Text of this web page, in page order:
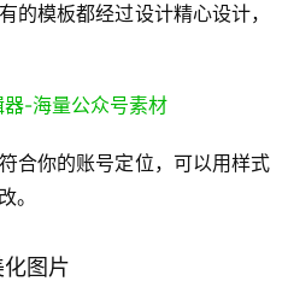
的模板都经过设计精心设计，
合你的账号定位，可以用样式
。
图片